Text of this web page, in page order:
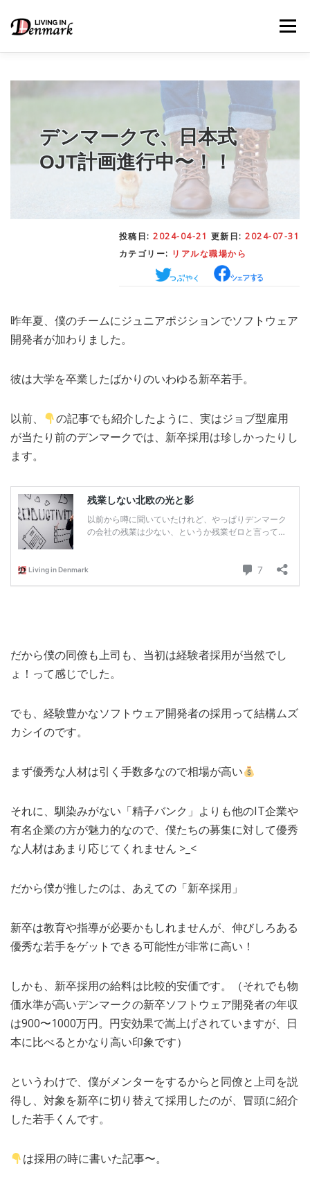
メニュー
FOOD – ごはん事情
STUDY – 留学関連情報
WORK– デンマークの働き方
– 日本人の考察
MEDIA– メディア掲載 TRAVEL– 旅行
EVERYDAY – 日常ブログ
ABOUT US - サイトについて
デンマークで、日本式
OJT計画進行中〜！！
投稿日: 2024-04-21 更新日: 2024-07-31
カテゴリー: リアルな職場から
昨年夏、僕のチームにジュニアポジションでソフトウェア
開発者が加わりました。
彼は大学を卒業したばかりのいわゆる新卒若手。
以前、
の記事でも紹介したように、実はジョブ型雇用
が当たり前のデンマークでは、新卒採用は珍しかったりし
ます。
だから僕の同僚も上司も、当初は経験者採用が当然でし
ょ！って感じでした。
でも、経験豊かなソフトウェア開発者の採用って結構ムズ
カシイのです。
まず優秀な人材は引く手数多なので相場が高い
それに、馴染みがない「精子バンク」よりも他のIT企業や
有名企業の方が魅力的なので、僕たちの募集に対して優秀
な人材はあまり応じてくれません >_<
だから僕が推したのは、あえての「新卒採用」
新卒は教育や指導が必要かもしれませんが、伸びしろある
優秀な若手をゲットできる可能性が非常に高い！
しかも、新卒採用の給料は比較的安価です。（それでも物
価水準が高いデンマークの新卒ソフトウェア開発者の年収
は900〜1000万円。円安効果で嵩上げされていますが、日
本に比べるとかなり高い印象です）
というわけで、僕がメンターをするからと同僚と上司を説
得し、対象を新卒に切り替えて採用したのが、冒頭に紹介
した若手くんです。
は採用の時に書いた記事〜。